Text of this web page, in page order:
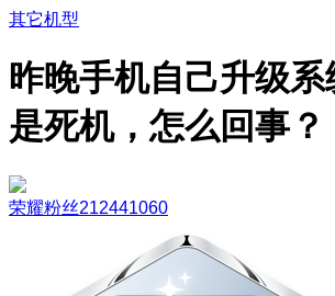
其它机型
昨晚手机自己升级
是死机，怎么回事？
荣耀粉丝212441060